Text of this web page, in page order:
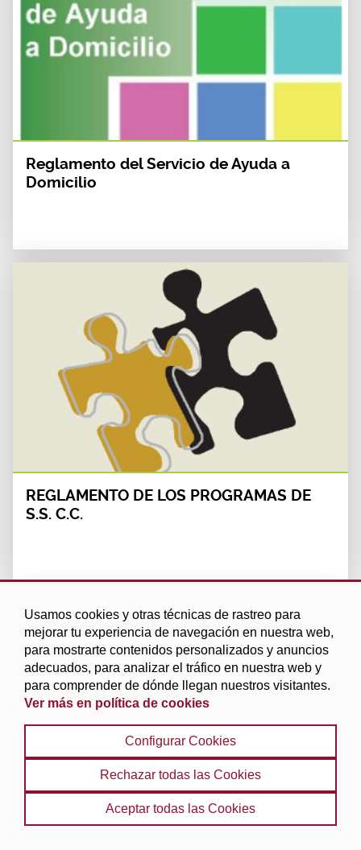
Usamos cookies y otras técnicas de rastreo para
mejorar tu experiencia de navegación en nuestra web,
para mostrarte contenidos personalizados y anuncios
adecuados, para analizar el tráfico en nuestra web y
para comprender de dónde llegan nuestros visitantes.
Ver más en política de cookies
Configurar Cookies
Rechazar todas las Cookies
Aceptar todas las Cookies
Reglamento del Servicio de Ayuda a
Domicilio
REGLAMENTO DE LOS PROGRAMAS DE
S.S. C.C.
Subvenciones Entidades (Sin ánimo de